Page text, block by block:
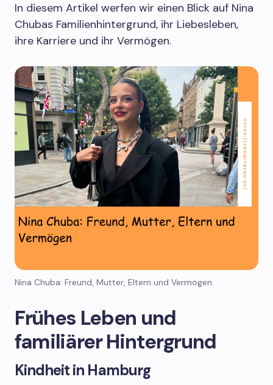
In diesem Artikel werfen wir einen Blick auf Nina
Chubas Familienhintergrund, ihr Liebesleben,
ihre Karriere und ihr Vermögen.
Nina Chuba: Freund, Mutter, Eltern und Vermögen.
Frühes Leben und
familiärer Hintergrund
Kindheit in Hamburg